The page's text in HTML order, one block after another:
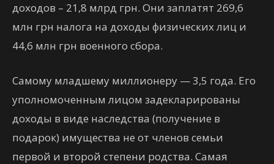
доходов – 21,8 млрд грн. Они заплатят 269,6
млн грн налога на доходы физических лиц и
44,6 млн грн военного сбора.
Самому младшему миллионеру — 3,5 года. Его
уполномоченным лицом задекларированы
доходы в виде наследства (получение в
подарок) имущества не от членов семьи
первой и второй степени родства. Самая